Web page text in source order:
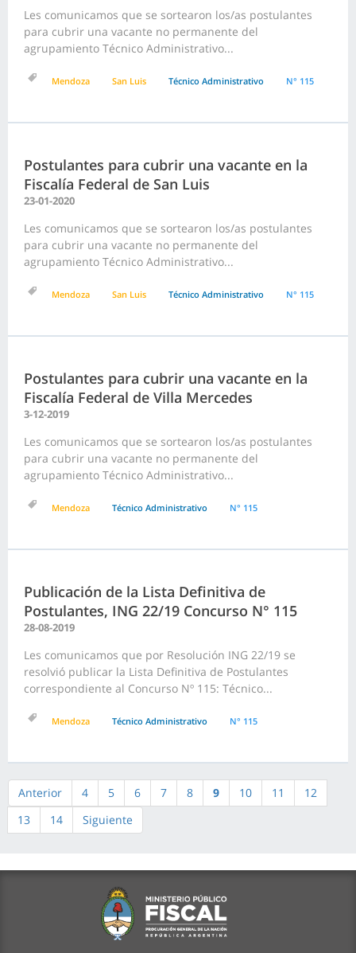
Les comunicamos que se sortearon los/as postulantes
para cubrir una vacante no permanente del
agrupamiento Técnico Administrativo...
Mendoza San Luis Técnico Administrativo N° 115
Postulantes para cubrir una vacante en la
Fiscalía Federal de San Luis
23-01-2020
Les comunicamos que se sortearon los/as postulantes
para cubrir una vacante no permanente del
agrupamiento Técnico Administrativo...
Mendoza San Luis Técnico Administrativo N° 115
Postulantes para cubrir una vacante en la
Fiscalía Federal de Villa Mercedes
3-12-2019
Les comunicamos que se sortearon los/as postulantes
para cubrir una vacante no permanente del
agrupamiento Técnico Administrativo...
Mendoza Técnico Administrativo N° 115
Publicación de la Lista Definitiva de
Postulantes, ING 22/19 Concurso N° 115
28-08-2019
Les comunicamos que por Resolución ING 22/19 se
resolvió publicar la Lista Definitiva de Postulantes
correspondiente al Concurso Nº 115: Técnico...
Mendoza Técnico Administrativo N° 115
Anterior 4 5 6 7 8 9 10 11
12
13
14 Siguiente